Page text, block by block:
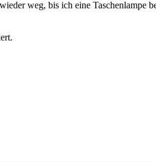
weg, bis ich eine Taschenlampe